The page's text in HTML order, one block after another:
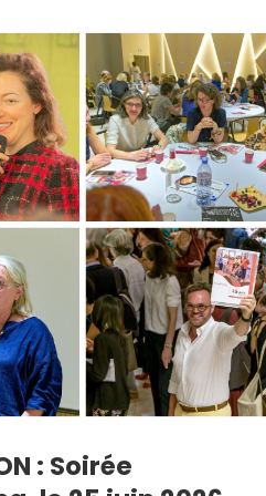
: Soirée